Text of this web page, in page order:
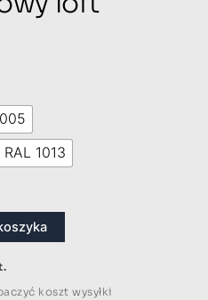
1013
koszt wysyłki